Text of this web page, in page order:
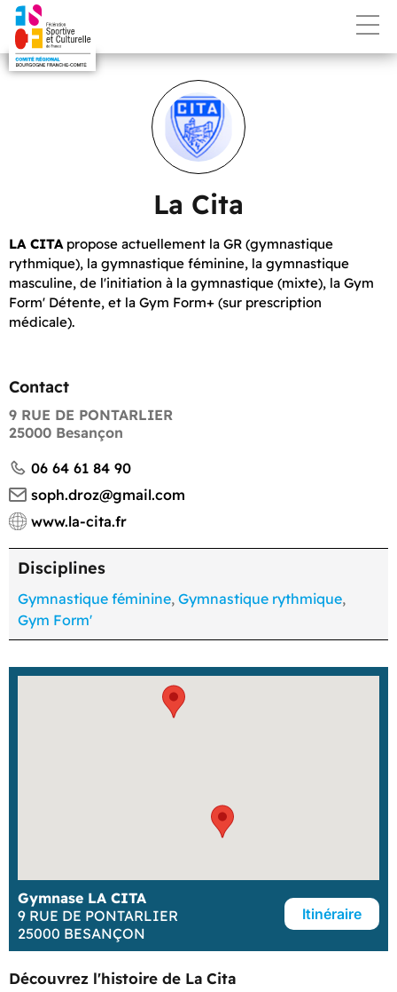
La Cita
LA CITApropose actuellement la GR (gymnastique
rythmique), la gymnastique féminine, la gymnastique
masculine, de l'initiation à la gymnastique (mixte), la Gym
Form' Détente, et la Gym Form+ (sur prescription
médicale).
Découvrez l'histoire de La Cita
Contact
9 RUE DE PONTARLIER
25000 Besançon
06 64 61 84 90
soph.droz@gmail.com
www.la-cita.fr
Disciplines
Gymnastique féminine, Gymnastique rythmique,
Gym Form'
Gymnase LA CITA
9 RUE DE PONTARLIER
25000 BESANÇON
Itinéraire